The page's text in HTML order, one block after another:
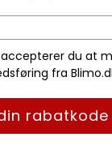
du at
fra
rabatkode